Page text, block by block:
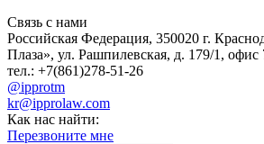
Связь с нами
Российская Федерация, 350020 г.
Плаза», ул. Рашпилевская, д. 179/1, офис
тел.: +7(861)278-51-26
@ipprotm
kr@ipprolaw.com
Как нас найти:
Перезвоните мне